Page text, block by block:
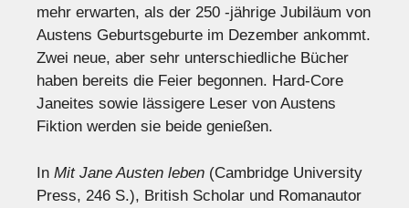
mehr erwarten, als der 250 -jährige Jubiläum von
Austens Geburtsgeburte im Dezember ankommt.
Zwei neue, aber sehr unterschiedliche Bücher
haben bereits die Feier begonnen. Hard-Core
Janeites sowie lässigere Leser von Austens
Fiktion werden sie beide genießen.
In Mit Jane Austen leben (Cambridge University
Press, 246 S.), British Scholar und Romanautor